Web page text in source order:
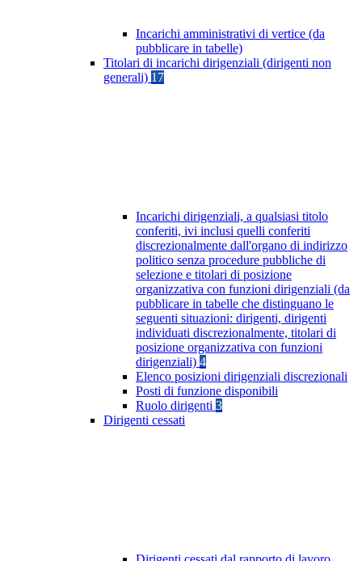
Incarichi amministrativi di vertice (da
pubblicare in tabelle)
Titolari di incarichi dirigenziali (dirigenti non
generali) 17
Incarichi dirigenziali, a qualsiasi titolo
conferiti, ivi inclusi quelli conferiti
discrezionalmente dall'organo di indirizzo
politico senza procedure pubbliche di
selezione e titolari di posizione
organizzativa con funzioni dirigenziali (da
pubblicare in tabelle che distinguano le
seguenti situazioni: dirigenti, dirigenti
individuati discrezionalmente, titolari di
posizione organizzativa con funzioni
dirigenziali) 4
Elenco posizioni dirigenziali discrezionali
Posti di funzione disponibili
Ruolo dirigenti 3
Dirigenti cessati